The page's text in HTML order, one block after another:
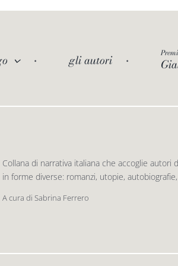
gli autori
Collana di narrativa italiana che accoglie
in forme diverse: romanzi, utopie,
A cura di Sabrina Ferrero